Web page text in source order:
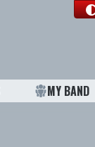
MY BAND